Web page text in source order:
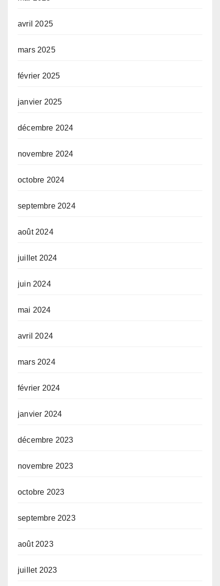
avril 2025
mars 2025
février 2025
janvier 2025
décembre 2024
novembre 2024
octobre 2024
septembre 2024
août 2024
juillet 2024
juin 2024
mai 2024
avril 2024
mars 2024
février 2024
janvier 2024
décembre 2023
novembre 2023
octobre 2023
septembre 2023
août 2023
juillet 2023